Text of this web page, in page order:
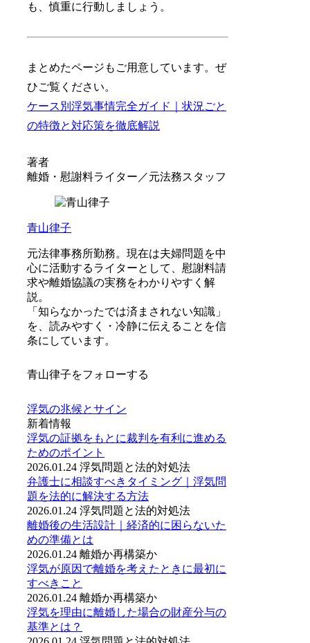
も、慎重に行動しましょう。
まとめたページもご用意しています。ぜ
ひご覧ください。
ケース別浮気事情完全ガイド｜状況ごと
の特徴と対応策を徹底解説
著者
離婚・慰謝料ライター／元法務スタッフ
青山律子
元法律事務所勤務。現在は夫婦問題を中
心に活動するライターとして、慰謝料請
求や離婚協議の実務をわかりやすく解
説。
「知らなかったでは済まされない知識」
を、読みやすく・冷静に伝えることを信
条にしています。
青山律子をフォローする
浮気の兆候とサイン
新着情報
浮気の証拠をもとに裁判を有利に進める
ためのポイント
2026.01.24 浮気問題と法的対処法
弁護士に相談すべきタイミング｜浮気問
題を法的に解決する方法
2026.01.24 浮気問題と法的対処法
離婚後の生活設計｜経済的に困らないた
めの準備とは
2026.01.24 離婚か再構築か
浮気が原因で離婚を考えたときに最初に
すべきこと
2026.01.24 離婚か再構築か
浮気を理由に離婚した場合の財産分与の
基準とは？